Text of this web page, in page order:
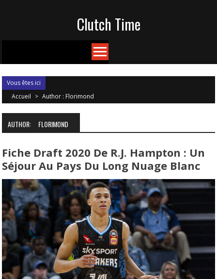
Clutch Time
Vous êtes ici
Accueil > Author : Florimond
AUTHOR: FLORIMOND
Fiche Draft 2020 De R.J. Hampton : Un
Séjour Au Pays Du Long Nuage Blanc